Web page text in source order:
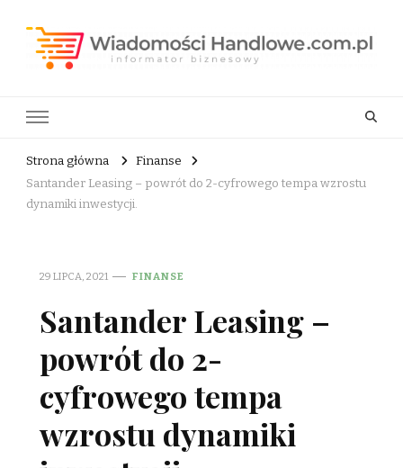
Strona główna
Finanse
Santander Leasing – powrót do 2-cyfrowego tempa wzrostu
dynamiki inwestycji.
29 LIPCA, 2021 FINANSE
Santander Leasing –
powrót do 2-
cyfrowego tempa
wzrostu dynamiki